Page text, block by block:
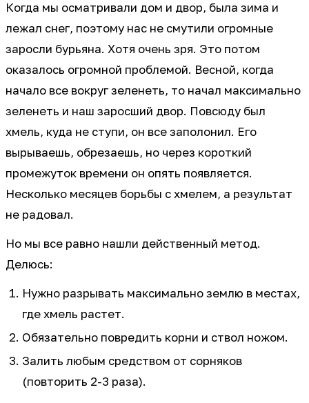
Когда мы осматривали дом и двор, была зима и
лежал снег, поэтому нас не смутили огромные
заросли бурьяна. Хотя очень зря. Это потом
оказалось огромной проблемой. Весной, когда
начало все вокруг зеленеть, то начал максимально
зеленеть и наш заросший двор. Повсюду был
хмель, куда не ступи, он все заполонил. Его
вырываешь, обрезаешь, но через короткий
промежуток времени он опять появляется.
Несколько месяцев борьбы с хмелем, а результат
не радовал.
Но мы все равно нашли действенный метод.
Делюсь:
Нужно разрывать максимально землю в местах,
где хмель растет.
Обязательно повредить корни и ствол ножом.
Залить любым средством от сорняков
(повторить 2-3 раза).